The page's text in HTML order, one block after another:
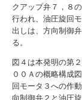
クアップ弁７，８
行われ、油圧旋回
出しは、方向制御
る。
図４は本発明の第
００Ａの概略構成
回モータ３への作
向制御弁２と油圧